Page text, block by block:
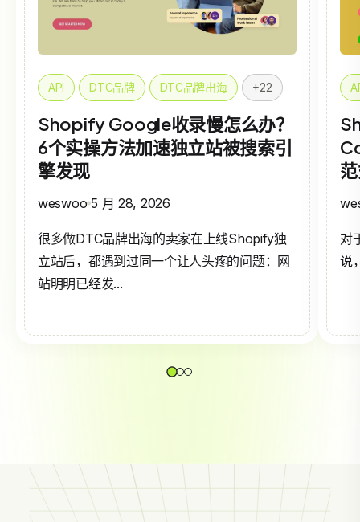
API DTC品牌 DTC品牌出海 +22
Shopify Google收录慢怎么办？
6个实操方法加速独立站被搜索引
擎发现
weswoo 5 月 28, 2026
很多做DTC品牌出海的卖家在上线Shopify独
立站后，都遇到过同一个让人头疼的问题：网
站明明已经发...
对
说